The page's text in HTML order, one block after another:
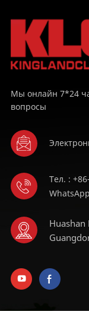
Мы онлайн 7*24
вопросы
Тел. :
Huashan